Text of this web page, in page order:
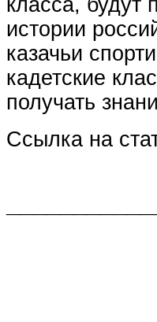
истории
казачьи
кадетские
получать
Ссылка на